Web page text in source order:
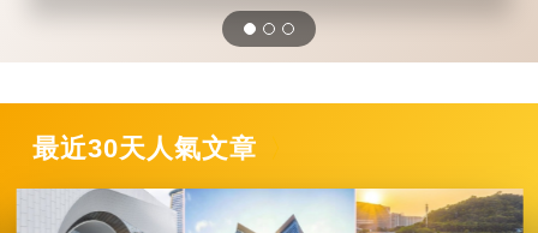
最近30天人氣文章